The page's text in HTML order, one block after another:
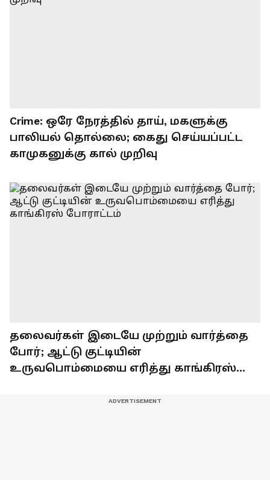
Crime: ஒரே நேரத்தில் தாய், மகளுக்கு
பாலியல் தொல்லை; கைது செய்யப்பட்ட
காமுகனுக்கு கால் முறிவு
தலைவர்கள் இடையே முற்றும் வார்த்தை
போர்; ஆட்டு குட்டியின்
உருவபொம்மையை எரித்து காங்கிரஸ்